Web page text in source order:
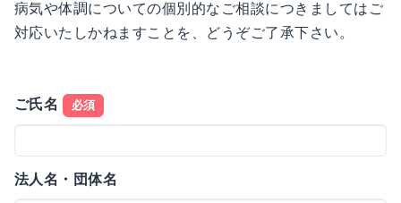
病気や体調についての個別的なご相談につきましてはご
対応いたしかねますことを、どうぞご了承下さい。
ご氏名 必須
法人名・団体名